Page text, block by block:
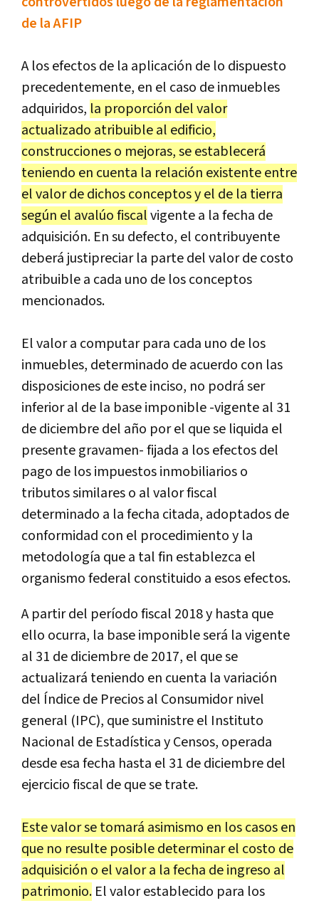
de la AFIP
A los efectos de la aplicación de lo dispuesto
precedentemente, en el caso de inmuebles
adquiridos, la proporción del valor
actualizado atribuible al edificio,
construcciones o mejoras, se establecerá
teniendo en cuenta la relación existente entre
el valor de dichos conceptos y el de la tierra
según el avalúo fiscalvigente a la fecha de
adquisición. En su defecto, el contribuyente
deberá justipreciar la parte del valor de costo
atribuible a cada uno de los conceptos
mencionados.
El valor a computar para cada uno de los
inmuebles, determinado de acuerdo con las
disposiciones de este inciso, no podrá ser
inferior al de la base imponible -vigente al 31
de diciembre del año por el que se liquida el
presente gravamen- fijada a los efectos del
pago de los impuestos inmobiliarios o
tributos similares o al valor fiscal
determinado a la fecha citada, adoptados de
conformidad con el procedimiento y la
metodología que a tal fin establezca el
organismo federal constituido a esos efectos.
A partir del período fiscal 2018 y hasta que
ello ocurra, la base imponible será la vigente
al 31 de diciembre de 2017, el que se
actualizará teniendo en cuenta la variación
del Índice de Precios al Consumidor nivel
general (IPC), que suministre el Instituto
Nacional de Estadística y Censos, operada
desde esa fecha hasta el 31 de diciembre del
ejercicio fiscal de que se trate.
Este valor se tomará asimismo en los casos en
que no resulte posible determinar el costo de
adquisición o el valor a la fecha de ingreso al
patrimonio. El valor establecido para los